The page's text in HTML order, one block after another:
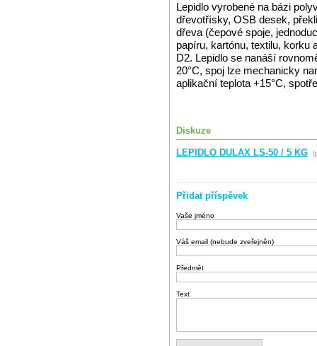
Lepidlo vyrobené na bázi
dřevotřísky, OSB desek,
dřeva (čepové spoje,
papíru, kartónu, textilu, korku
D2. Lepidlo se nanáší
20°C, spoj lze mechanicky
aplikační teplota +15°C,
Diskuze
LEPIDLO DULAX LS-50 / 5 KG
Přidat příspěvek
Vaše jméno
Váš email (nebude zveřejněn)
Předmět
Text